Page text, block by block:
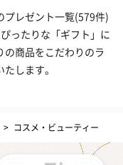
プレゼント一覧(579件)
ったりな「ギフト」に
の商品をこだわりのラ
します。
> コスメ・ビューティー